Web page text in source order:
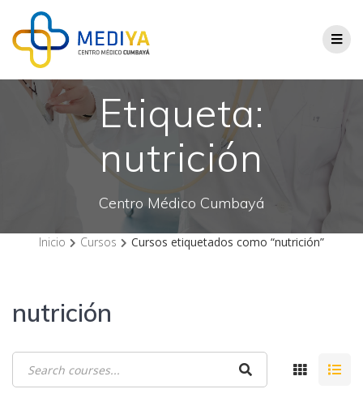
Etiqueta:
nutrición
Centro Médico Cumbayá
Inicio Cursos Cursos etiquetados como “nutrición”
nutrición